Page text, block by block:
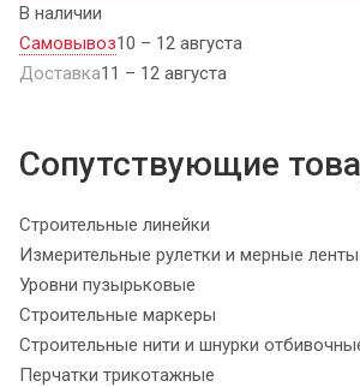
В наличии
Самовывоз10 – 12 августа
Доставка11 – 12 августа
Сопутствующие
Строительные линейки
Измерительные рулетки и мерные ленты
Уровни пузырьковые
Строительные маркеры
Строительные нити и шнурки
Перчатки трикотажные